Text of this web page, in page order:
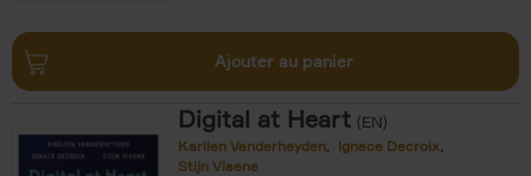
Ajouter au panier
Digital at Heart (EN)
Karlien Vanderheyden
Ignace Decroix
Stijn Viaene